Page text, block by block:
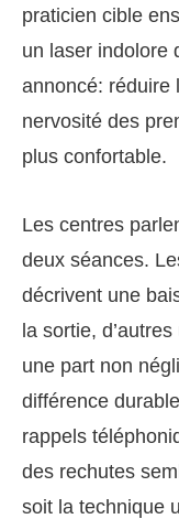
praticien cible
un laser indolore
annoncé: réduire
nervosité des
plus confortable.
Les centres
deux séances.
décrivent une
la sortie,
une part non
différence
rappels
des rechutes
soit la technique